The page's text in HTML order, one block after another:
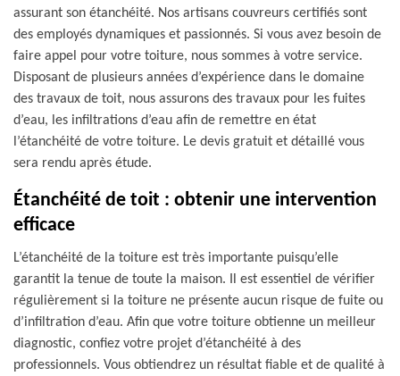
assurant son étanchéité. Nos artisans couvreurs certifiés sont
des employés dynamiques et passionnés. Si vous avez besoin de
faire appel pour votre toiture, nous sommes à votre service.
Disposant de plusieurs années d’expérience dans le domaine
des travaux de toit, nous assurons des travaux pour les fuites
d’eau, les infiltrations d’eau afin de remettre en état
l’étanchéité de votre toiture. Le devis gratuit et détaillé vous
sera rendu après étude.
Étanchéité de toit : obtenir une intervention
efficace
L’étanchéité de la toiture est très importante puisqu’elle
garantit la tenue de toute la maison. Il est essentiel de vérifier
régulièrement si la toiture ne présente aucun risque de fuite ou
d’infiltration d’eau. Afin que votre toiture obtienne un meilleur
diagnostic, confiez votre projet d’étanchéité à des
professionnels. Vous obtiendrez un résultat fiable et de qualité à